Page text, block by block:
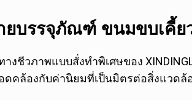
ยบรรจุภัณฑ์ ขนมขบเคี้
งชีวภาพแบบสั่งทำพิเศษของ
คล้องกับค่านิยมที่เป็นมิตรต่อสิ่งแวดล้